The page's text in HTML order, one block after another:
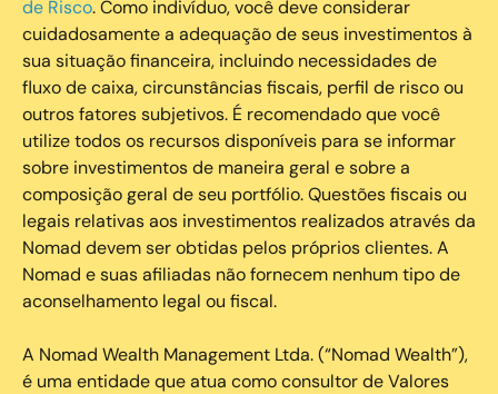
de Risco. Como indivíduo, você deve considerar
cuidadosamente a adequação de seus investimentos à
sua situação financeira, incluindo necessidades de
fluxo de caixa, circunstâncias fiscais, perfil de risco ou
outros fatores subjetivos. É recomendado que você
utilize todos os recursos disponíveis para se informar
sobre investimentos de maneira geral e sobre a
composição geral de seu portfólio. Questões fiscais ou
legais relativas aos investimentos realizados através da
Nomad devem ser obtidas pelos próprios clientes. A
Nomad e suas afiliadas não fornecem nenhum tipo de
aconselhamento legal ou fiscal.
A Nomad Wealth Management Ltda. (“Nomad Wealth”),
é uma entidade que atua como consultor de Valores